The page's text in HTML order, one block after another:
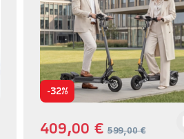
-32%
409,00 € 599,00€